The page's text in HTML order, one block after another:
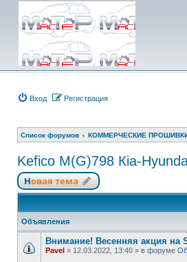
Вход Регистрация
Список форумов КОММЕРЧЕСКИЕ
Kefico M(G)798 Кia-
Новая тема
Объявления
Внимание! Весенняя акция на
Pavel » 12.03.2022, 13:40 » в форуме